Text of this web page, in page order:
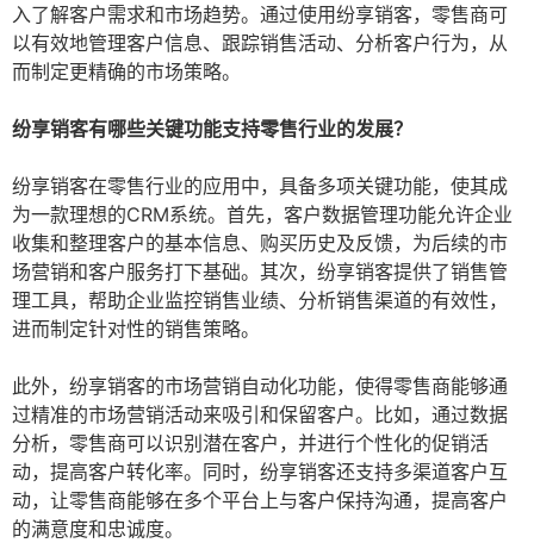
入了解客户需求和市场趋势。通过使用纷享销客，零售商可
以有效地管理客户信息、跟踪销售活动、分析客户行为，从
而制定更精确的市场策略。
纷享销客有哪些关键功能支持零售行业的发展？
纷享销客在零售行业的应用中，具备多项关键功能，使其成
为一款理想的CRM系统。首先，客户数据管理功能允许企业
收集和整理客户的基本信息、购买历史及反馈，为后续的市
场营销和客户服务打下基础。其次，纷享销客提供了销售管
理工具，帮助企业监控销售业绩、分析销售渠道的有效性，
进而制定针对性的销售策略。
此外，纷享销客的市场营销自动化功能，使得零售商能够通
过精准的市场营销活动来吸引和保留客户。比如，通过数据
分析，零售商可以识别潜在客户，并进行个性化的促销活
动，提高客户转化率。同时，纷享销客还支持多渠道客户互
动，让零售商能够在多个平台上与客户保持沟通，提高客户
的满意度和忠诚度。